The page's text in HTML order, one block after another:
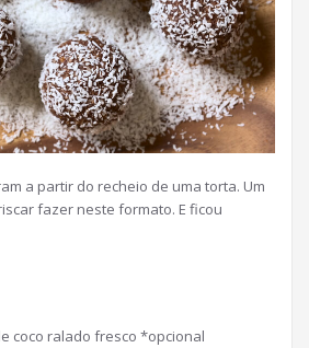
a partir do recheio de uma torta. Um
fazer neste formato. E ficou
coco ralado fresco *opcional